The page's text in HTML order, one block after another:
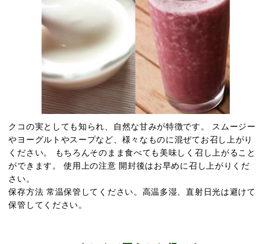
クコの実としても知られ、自然な甘みが特徴です。 スムージー
やヨーグルトやスープなど、様々なものに混ぜてお召し上がり
ください。 もちろんそのまま食べても美味しく召し上がること
ができます。 使用上の注意 開封後はお早めに召し上がりくだ
さい。
保存方法 常温保管してください。高温多湿、直射日光は避けて
保管してください。